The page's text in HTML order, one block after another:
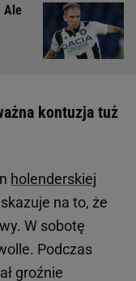
Ale
kontuzja tuż
holenderskiej
na to, że
W sobotę
Podczas
groźnie